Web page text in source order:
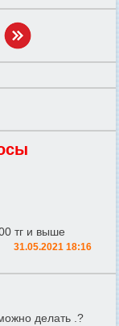
тг и выше
31.05.2021 18:16
делать .?